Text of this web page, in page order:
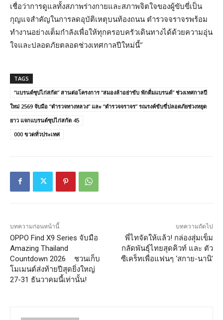
เชื่อว่าการดูแลทั้งสภาพร่างกายและสภาพจิตใจของผู้ขับขี่เป็น
กุญแจสำคัญในการลดอุบัติเหตุบนท้องถนน ตำรวจจราจรพร้อม
ทำงานอย่างเต็มกำลังเพื่อให้ทุกครอบครัวเดินทางได้ด้วยความอุ่น
ใจและปลอดภัยตลอดช่วงเทศกาลปีใหม่นี้”
TAGS
“แบรนด์ซุปไก่สกัด” สานต่อโครงการ “สมองล้าอย่าขับ พักดื่มแบรนด์” ช่วงเทศกาลปี
ใหม่ 2569 จับมือ “ตำรวจทางหลวง” และ “ตำรวจจราจร” รณรงค์ขับขี่ปลอดภัยช่วงหยุด
ยาว แจกแบรนด์ซุปไก่สกัด 45
000 ขวดทั่วประเทศ
บทความก่อนหน้านี้
OPPO Find X9 Series จับมือ
Amazing Thailand
Countdown 2026 ชวนเก็บ
โมเมนต์ส่งท้ายปีสุดยิ่งใหญ่
27-31 ธันวาคมนี้เท่านั้น!
บทความถัดไป
พี่ไทจัดให้แล้ว! กล่องสุ่มเข็ม
กลัดพันธุ์ไทยสุดคิวท์ และ ตัว
ซีเคร็ทเพื่อแฟนๆ ‘สกาย-นานิ’